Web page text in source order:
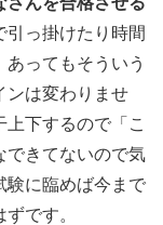
引っ掛けたり時間
ってもそういう
ンは変わりませ
下するので「こ
できてないので気
験に臨めば今まで
です。